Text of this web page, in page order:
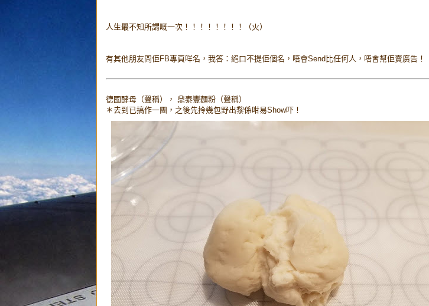
人生最不知所謂嘅一次！！！！！！！！（火）
有其他朋友問佢FB專頁咩名，我答：絕口不提佢個名，唔會Send比任何人，唔會幫佢賣廣告！
德國酵母（聲稱）， 鼎泰豐麵粉（聲稱）
＊去到已搞作一團，之後先拎幾包野出黎係咁易Show吓！